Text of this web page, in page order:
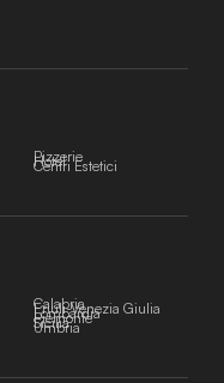
Pizzerie
Hotel
Centri Estetici
Calabria
Friuli-Venezia Giulia
Lombardia
Piemonte
Sicilia
Umbria